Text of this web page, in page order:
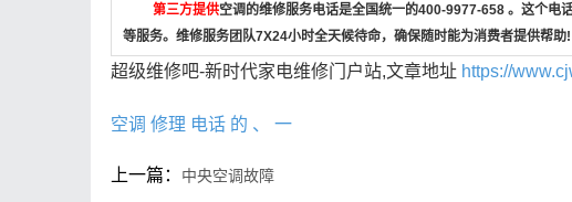
第三方提供空调的维修服务电话是全国统一的400-9977-658 。这个电
等服务。维修服务团队7X24小时全天候待命，确保随时能为消费者提供帮助!
超级维修吧-新时代家电维修门户站,文章地址 https://
空调 修理 电话 的 、 一
上一篇： 中央空调故障